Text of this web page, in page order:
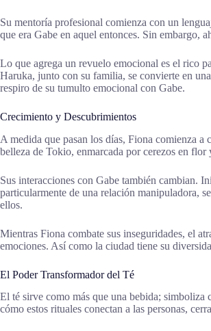
Su mentoría profesional comienza con un
que era Gabe en aquel entonces. Sin embargo,
Lo que agrega un revuelo emocional es el rico
Haruka, junto con su familia, se convierte en
respiro de su tumulto emocional con Gabe.
Crecimiento y Descubrimientos
A medida que pasan los días, Fiona comienza
belleza de Tokio, enmarcada por cerezos en
Sus interacciones con Gabe también cambian.
particularmente de una relación manipuladora,
ellos.
Mientras Fiona combate sus inseguridades, el
emociones. Así como la ciudad tiene su
El Poder Transformador del Té
El té sirve como más que una bebida; simboliza
cómo estos rituales conectan a las personas,